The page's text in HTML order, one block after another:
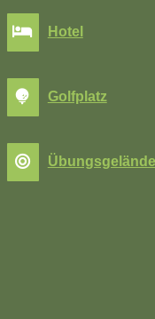
Hotel
Golfplatz
Übungsgelände